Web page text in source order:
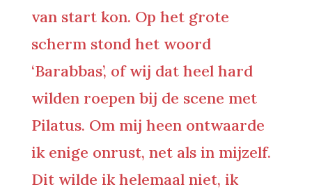
van start kon. Op het grote
scherm stond het woord
‘Barabbas’, of wij dat heel hard
wilden roepen bij de scene met
Pilatus. Om mij heen ontwaarde
ik enige onrust, net als in mijzelf.
Dit wilde ik helemaal niet, ik